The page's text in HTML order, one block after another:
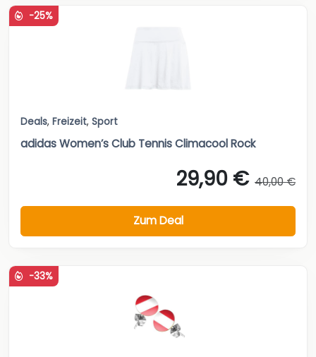
-25%
Deals, Freizeit, Sport
adidas Women’s Club Tennis Climacool Rock
29,90 € 40,00 €
Zum Deal
-33%